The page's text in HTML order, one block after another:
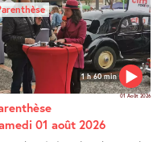
1 h 60 min
01 Août 2026
01 août 2026